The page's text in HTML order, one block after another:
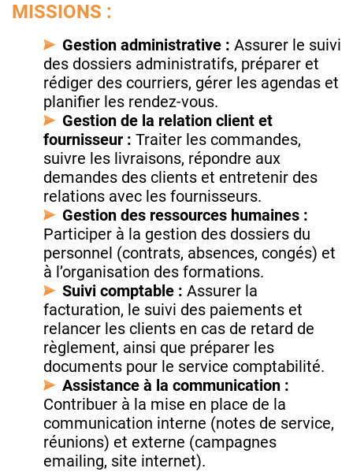
MISSIONS :
Gestion administrative : Assurer le suivi
des dossiers administratifs, préparer et
rédiger des courriers, gérer les agendas et
planifier les rendez-vous.
Gestion de la relation client et
fournisseur : Traiter les commandes,
suivre les livraisons, répondre aux
demandes des clients et entretenir des
relations avec les fournisseurs.
Gestion des ressources humaines :
Participer à la gestion des dossiers du
personnel (contrats, absences, congés) et
à l’organisation des formations.
Suivi comptable : Assurer la
facturation, le suivi des paiements et
relancer les clients en cas de retard de
règlement, ainsi que préparer les
documents pour le service comptabilité.
Assistance à la communication :
Contribuer à la mise en place de la
communication interne (notes de service,
réunions) et externe (campagnes
emailing, site internet).